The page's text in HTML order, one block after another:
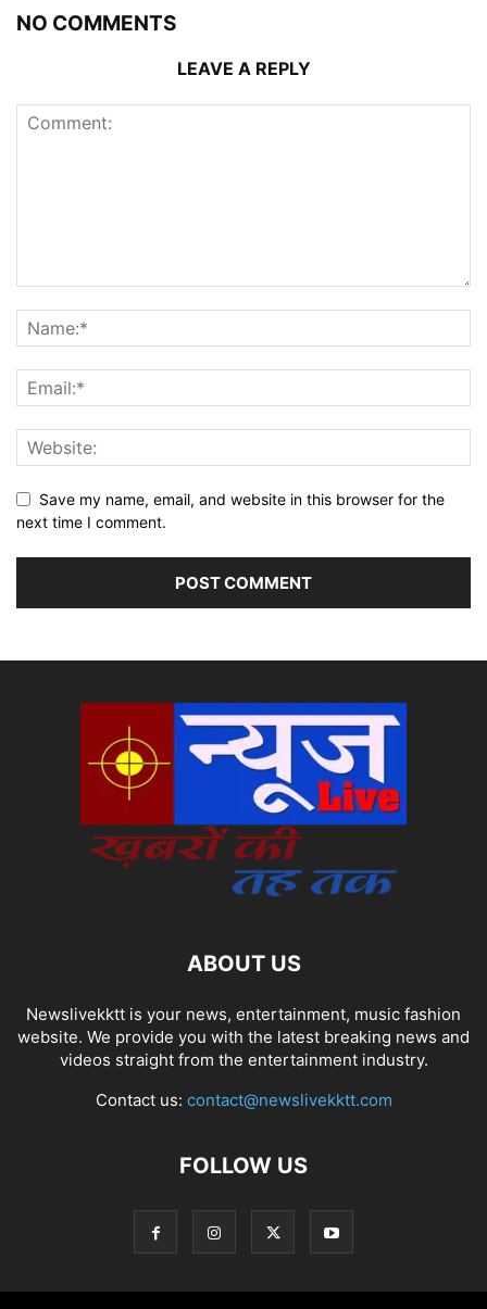
NO COMMENTS
LEAVE A REPLY
Save my name, email, and website in this browser for the
next time I comment.
ABOUT US
Newslivekktt is your news, entertainment, music fashion
website. We provide you with the latest breaking news and
videos straight from the entertainment industry.
Contact us: contact@newslivekktt.com
FOLLOW US